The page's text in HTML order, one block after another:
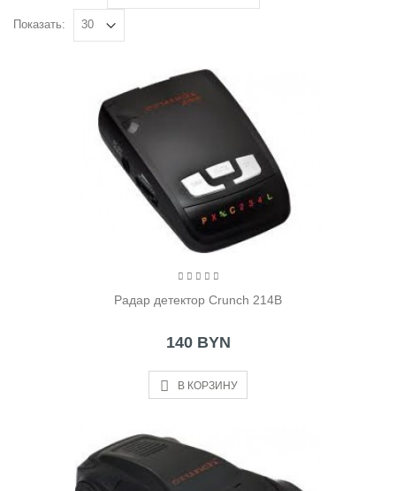
Показать:
Радар детектор Crunch 214B
140 BYN
В КОРЗИНУ